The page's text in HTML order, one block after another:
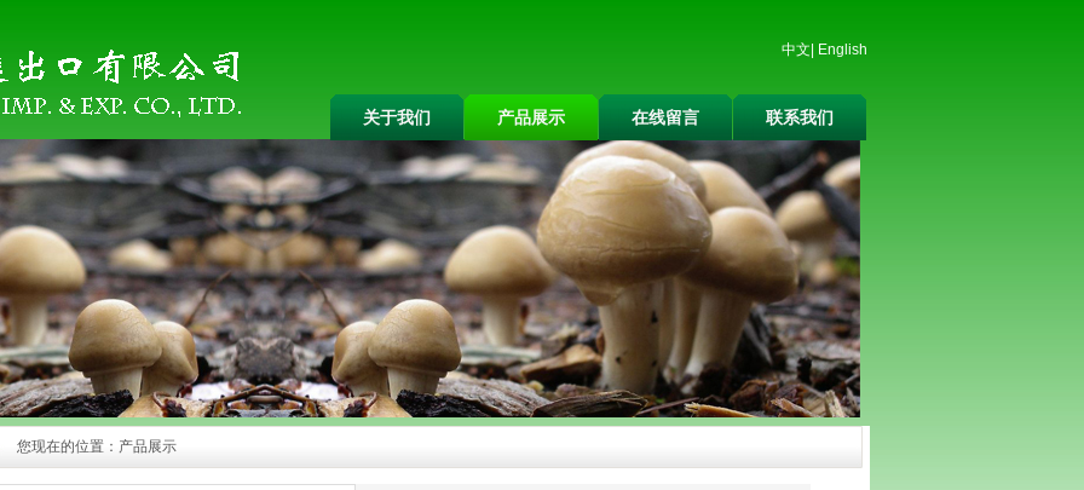
中文 English
关于我们 产品展示 在线留言 联系我们
您现在的位置： 产品展示